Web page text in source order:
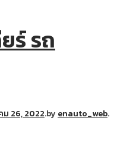
ร์ รถ
26, 2022.byenauto_web.